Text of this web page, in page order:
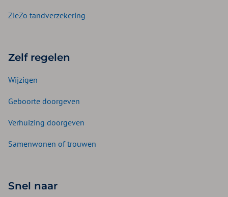
ZieZo tandverzekering
Zelf regelen
Wijzigen
Geboorte doorgeven
Verhuizing doorgeven
Samenwonen of trouwen
Snel naar